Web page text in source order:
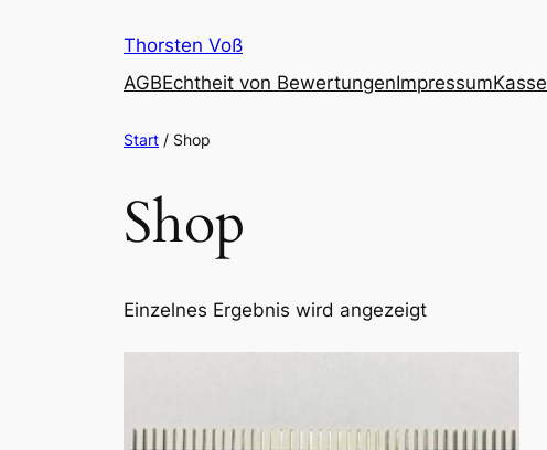
Thorsten Voß
AGBEchtheit von BewertungenImpressumKasse
Start / Shop
Shop
Einzelnes Ergebnis wird angezeigt